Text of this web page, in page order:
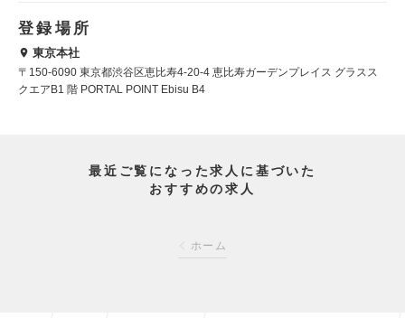
登録場所
東京本社
〒150-6090 東京都渋谷区恵比寿4-20-4 恵比寿ガーデンプレイス グラスス
クエアB1 階 PORTAL POINT Ebisu B4
最近ご覧になった求人に基づいた
おすすめの求人
ホーム